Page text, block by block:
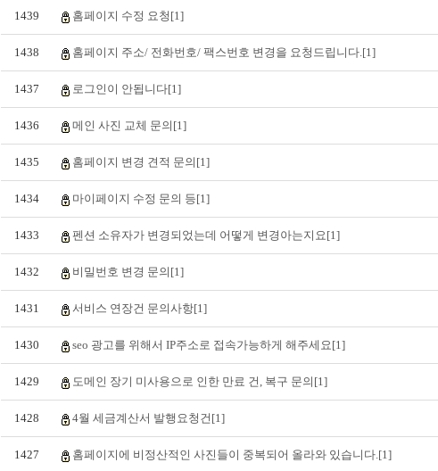
1439 홈페이지 수정 요청[1]
1438 홈페이지 주소/ 전화번호/ 팩스번호 변경을 요청드립니다.[1]
1437 로그인이 안됩니다[1]
1436 메인 사진 교체 문의[1]
1435 홈페이지 변경 견적 문의[1]
1434 마이페이지 수정 문의 등[1]
1433 펜션 소유자가 변경되었는데 어떻게 변경아는지요[1]
1432 비밀번호 변경 문의[1]
1431 서비스 연장건 문의사항[1]
1430 seo 광고를 위해서 IP주소로 접속가능하게 해주세요[1]
1429 도메인 장기 미사용으로 인한 만료 건, 복구 문의[1]
1428 4월 세금계산서 발행요청건[1]
1427 홈페이지에 비정산적인 사진들이 중복되어 올라와 있습니다.[1]